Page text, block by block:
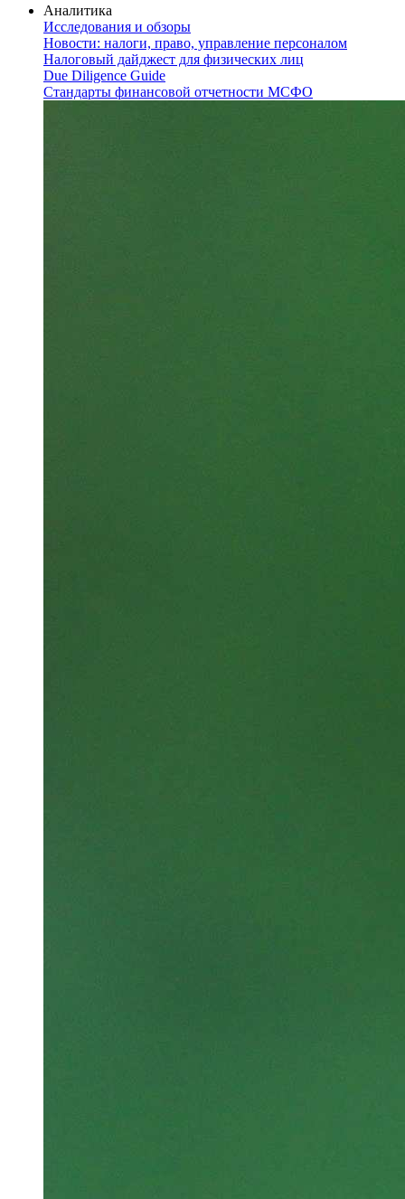
Аналитика
Исследования и обзоры
Новости: налоги, право, управление персоналом
Налоговый дайджест для физических лиц
Due Diligence Guide
Стандарты финансовой отчетности МСФО